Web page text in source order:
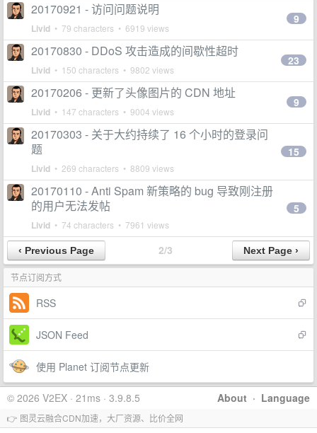
20170921 - 访问问题说明
Livid • 79 characters • 6919 views
9
20170830 - DDoS 攻击造成的间歇性超时
Livid • 150 characters • 9802 views
23
20170206 - 更新了头像图片的 CDN 地址
Livid • 147 characters • 9004 views
9
20170303 - 关于大约持续了 16 个小时的登录问
题
Livid • 269 characters • 8809 views
15
20170110 - Anti Spam 新策略的 bug 导致刚注册
的用户无法发帖
Livid • 74 characters • 7961 views
5
2/3
节点订阅方式
RSS
JSON Feed
使用 Planet 订阅节点更新
About · Language
© 2026 V2EX · 21ms · 3.9.8.5
👉 图灵云融合CDN加速，大厂资源、比价全网